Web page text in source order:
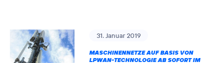
31. Januar 2019
MASCHINENNETZE AUF BASIS VON
LPWAN-TECHNOLOGIE AB SOFORT IM